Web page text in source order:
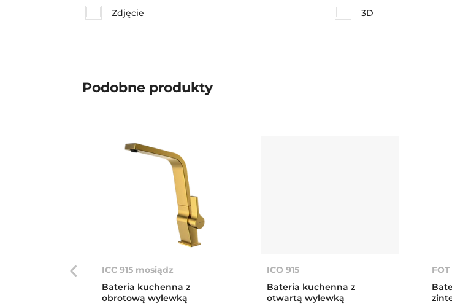
Zdjęcie 3D
Podobne produkty
ICC 915 mosiądz
Bateria kuchenna z
obrotową wylewką
ICO 915
Bateria kuchenna z
otwartą wylewką